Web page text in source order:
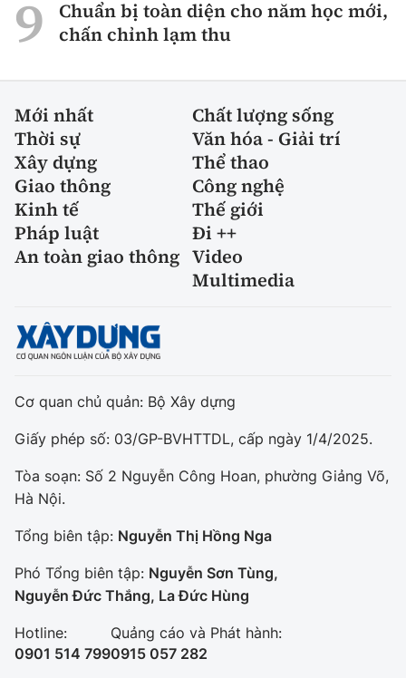
Chuẩn bị toàn diện cho năm học mới,
chấn chỉnh lạm thu
Mới nhất
Chất lượng sống
Thời sự
Văn hóa - Giải trí
Xây dựng
Thể thao
Giao thông
Công nghệ
Kinh tế
Thế giới
Pháp luật
Đi ++
An toàn giao thông Video
Multimedia
Cơ quan chủ quản: Bộ Xây dựng
Giấy phép số: 03/GP-BVHTTDL, cấp ngày 1/4/2025.
Tòa soạn: Số 2 Nguyễn Công Hoan, phường Giảng Võ,
Hà Nội.
Tổng biên tập: Nguyễn Thị Hồng Nga
Phó Tổng biên tập: Nguyễn Sơn Tùng,
Nguyễn Đức Thắng, La Đức Hùng
Hotline:
0901 514 799
Quảng cáo và Phát hành:
0915 057 282